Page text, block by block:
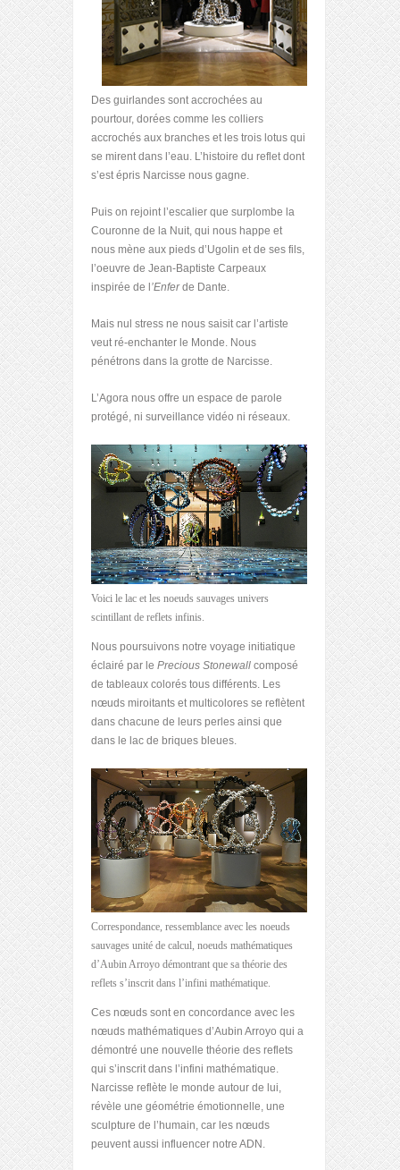
Des guirlandes sont accrochées au
pourtour, dorées comme les colliers
accrochés aux branches et les trois lotus qui
se mirent dans l’eau. L’histoire du reflet dont
s’est épris Narcisse nous gagne.
Puis on rejoint l’escalier que surplombe la
Couronne de la Nuit, qui nous happe et
nous mène aux pieds d’Ugolin et de ses fils,
l’oeuvre de Jean-Baptiste Carpeaux
inspirée de l ’Enferde Dante.
Mais nul stress ne nous saisit car l’artiste
veut ré-enchanter le Monde. Nous
pénétrons dans la grotte de Narcisse.
L’Agora nous offre un espace de parole
protégé, ni surveillance vidéo ni réseaux.
Voici le lac et les noeuds sauvages univers
scintillant de reflets infinis.
Nous poursuivons notre voyage initiatique
éclairé par le Precious Stonewall composé
de tableaux colorés tous différents. Les
nœuds miroitants et multicolores se reflètent
dans chacune de leurs perles ainsi que
dans le lac de briques bleues.
Correspondance, ressemblance avec les noeuds
sauvages unité de calcul, noeuds mathématiques
d’Aubin Arroyo démontrant que sa théorie des
reflets s’inscrit dans l’infini mathématique.
Ces nœuds sont en concordance avec les
nœuds mathématiques d’Aubin Arroyo qui a
démontré une nouvelle théorie des reflets
qui s’inscrit dans l’infini mathématique.
Narcisse reflète le monde autour de lui,
révèle une géométrie émotionnelle, une
sculpture de l’humain, car les nœuds
peuvent aussi influencer notre ADN.